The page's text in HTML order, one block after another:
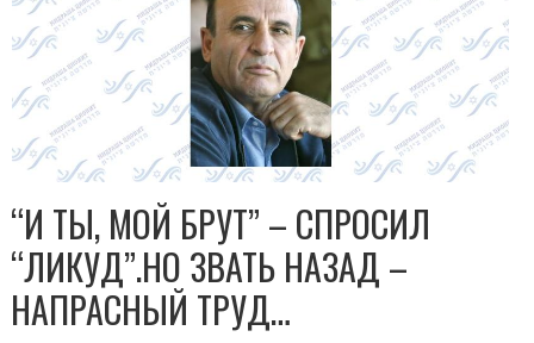
“И ТЫ, МОЙ БРУТ” – СПРОСИЛ
“ЛИКУД”.НО ЗВАТЬ НАЗАД –
НАПРАСНЫЙ ТРУД…